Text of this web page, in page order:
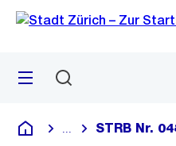
Navigation
Sprunglink
Menü
Deutsch
Blende alle
STRB Nr.